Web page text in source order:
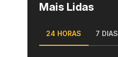
Mais Lidas
24 HORAS 7 DIAS